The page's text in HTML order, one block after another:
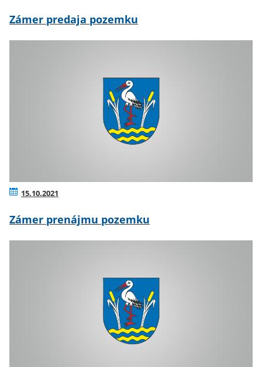
Zámer predaja pozemku
15.10.2021
Zámer prenájmu pozemku